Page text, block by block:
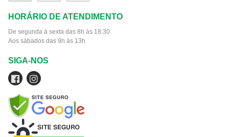
HORÁRIO DE ATENDIMENTO
De segunda à sexta das 8h às 18:30
Aos sábados das 9h às 13h
SIGA-NOS